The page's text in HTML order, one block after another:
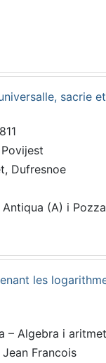
sacrie
Dufresnoe
(A) i
les
– Algebra i
Francois